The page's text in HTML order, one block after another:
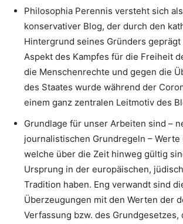
Philosophia Perennis versteht sich
konservativer Blog, der durch den
Hintergrund seines Gründers
Aspekt des Kampfes für die Freiheit
die Menschenrechte und gegen die
des Staates wurde während der
einem ganz zentralen Leitmotiv des
Grundlage für unser Arbeiten sind –
journalistischen Grundregeln – Werte
welche über die Zeit hinweg gültig
Ursprung in der europäischen,
Tradition haben. Eng verwandt sind
Überzeugungen mit den Werten der
Verfassung bzw. des Grundgesetzes,